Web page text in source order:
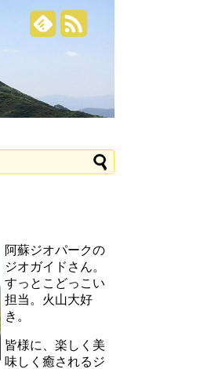
阿蘇ジオパークの
ジオガイドさん。
すっとこどっこい
担当。火山大好
き。
皆様に、楽しく美
味しく癒されるジ